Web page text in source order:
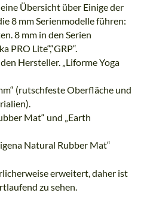
Übersicht über Einige der
8 mm Serienmodelle führen:
8 mm in den Serien
PRO Lite“,“GRP“.
Hersteller. „Liforme Yoga
(rutschfeste Oberfläche und
Mat“ und „Earth
Natural Rubber Mat“
erweitert, daher ist
zu sehen.